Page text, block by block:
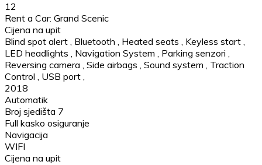
12
Rent a Car: Grand Scenic
Cijena na upit
Blind spot alert , Bluetooth , Heated seats , Keyless start ,
LED headlights , Navigation System , Parking senzori ,
Reversing camera , Side airbags , Sound system , Traction
Control , USB port ,
2018
Automatik
Broj sjedišta 7
Full kasko osiguranje
Navigacija
WIFI
Cijena na upit